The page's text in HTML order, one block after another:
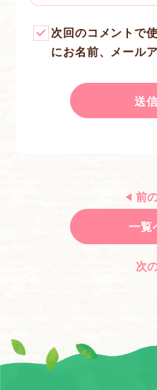
次回のコメントで
にお名前、メール
一覧
前
次